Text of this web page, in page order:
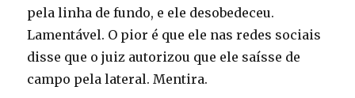
pela linha de fundo, e ele desobedeceu.
Lamentável. O pior é que ele nas redes sociais
disse que o juiz autorizou que ele saísse de
campo pela lateral. Mentira.